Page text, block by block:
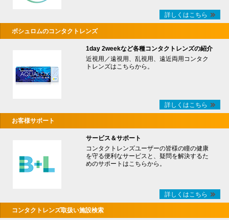
詳しくはこちら
ボシュロムのコンタクトレンズ
1day 2weekなど各種コンタクトレンズの紹介
近視用／遠視用、乱視用、遠近両用コンタク
トレンズはこちらから。
詳しくはこちら
お客様サポート
サービス＆サポート
コンタクトレンズユーザーの皆様の瞳の健康
を守る便利なサービスと、疑問を解決するた
めのサポートはこちらから。
詳しくはこちら
コンタクトレンズ取扱い施設検索